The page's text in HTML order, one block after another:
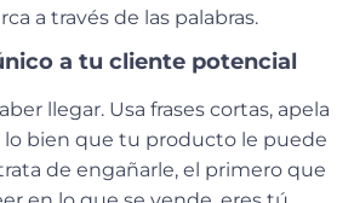
a través de las palabras.
a tu cliente potencial
llegar. Usa frases cortas, apela
lo bien que tu producto le puede
de engañarle, el primero que